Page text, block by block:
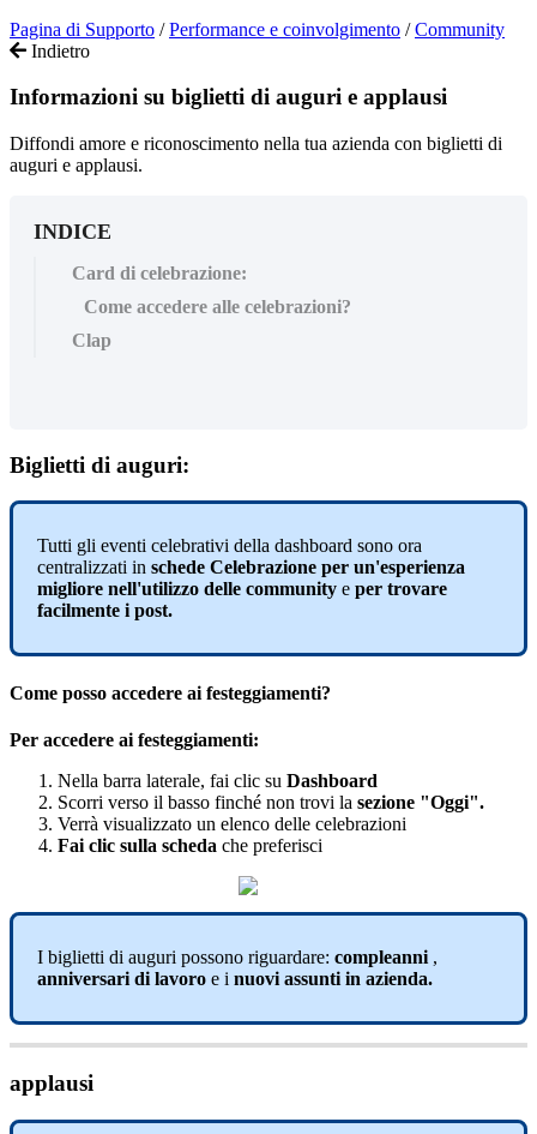
Pagina di Supporto / Performance e coinvolgimento / Community
Indietro
Informazioni su biglietti di auguri e applausi
Diffondi amore e riconoscimento nella tua azienda con biglietti di
auguri e applausi.
INDICE
Card di celebrazione:
Come accedere alle celebrazioni?
Clap
Biglietti di auguri:
Tutti gli eventi celebrativi della dashboard sono ora
centralizzati in schede Celebrazione per un'esperienza
migliore nell'utilizzo delle community e per trovare
facilmente i post.
Come posso accedere ai festeggiamenti?
Per accedere ai festeggiamenti:
Nella barra laterale, fai clic su Dashboard
Scorri verso il basso finché non trovi la sezione "Oggi".
Verrà visualizzato un elenco delle celebrazioni
Fai clic sulla scheda che preferisci
I biglietti di auguri possono riguardare: compleanni ,
anniversari di lavoro e i nuovi assunti in azienda.
applausi